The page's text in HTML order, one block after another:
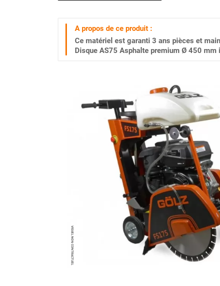
TRAVAIL DU BÉTON
MALAXEUR
COMPRESSEUR DE CHANTIER
TRAVAIL EN HAUTEUR
ÉQUIPEMENT DE CHANTIER
MACHINE DE PROJECTION ET
MATÉRIEL DE SABLAGE
POMPE ET PISTOLET À
DÉCOLLEUSE À PAPIER PEINT
TRANSPALETTE, GERBEUR ET
A propos de ce produit :
Ce matériel est garanti 3 ans pièces et
Disque AS75 Asphalte premium Ø 450